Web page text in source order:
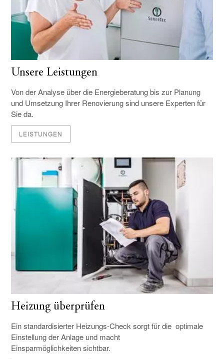
Unsere Leistungen
Von der Analyse über die Energieberatung bis zur Planung
und Umsetzung Ihrer Renovierung sind unsere Experten für
Sie da.
LEISTUNGEN
Heizung überprüfen
Ein standardisierter Heizungs-Check sorgt für die optimale
Einstellung der Anlage und macht
Einsparmöglichkeiten sichtbar.